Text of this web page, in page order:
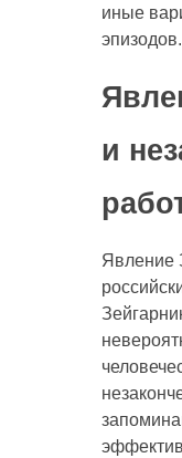
иные
эпизодов.
и
Явление